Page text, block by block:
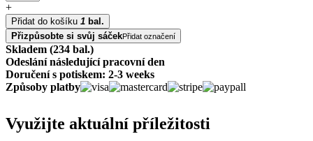
+
Přidat do košíku 1 bal.
Přizpůsobte si svůj sáčekPřidat označení
Skladem (234 bal.)
Odeslání následující pracovní den
Doručení s potiskem: 2-3 weeks
Způsoby platby
Využijte aktuální příležitosti